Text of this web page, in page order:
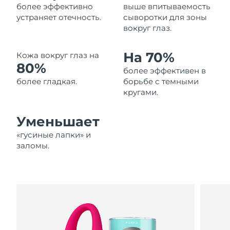
более эффективно
устраняет отечность.
выше впитываемость
сыворотки для зоны
вокруг глаз.
Кожа вокруг глаз на
80%
более гладкая.
На 70%
более эффективен в
борьбе с темными
кругами.
Уменьшает
«гусиные лапки» и
заломы.
Ожидаемая дата доставки
8/9/26
Люксембург
Ожидаемая дата доставки
8/8/26
Малайзия
Ожидаемая дата доставки